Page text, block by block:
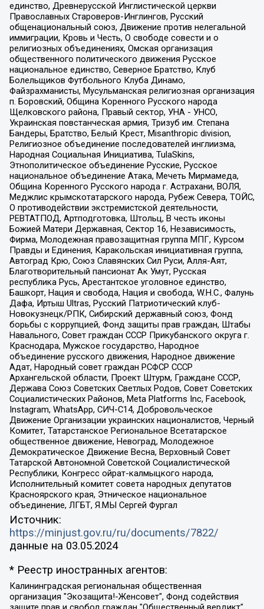
единство, Древнерусской Инглистической церкви
Православных Староверов-Инглингов, Русский
общенациональный союз, Движение против нелегальной
иммиграции, Кровь и Честь, О свободе совести и о
религиозных объединениях, Омская организация
общественного политического движения Русское
национальное единство, Северное Братство, Клуб
Болельщиков Футбольного Клуба Динамо,
Файзрахманисты, Мусульманская религиозная организация
п. Боровский, Община Коренного Русского народа
Щелковского района, Правый сектор, УНА - УНСО,
Украинская повстанческая армия, Тризуб им. Степана
Бандеры, Братство, Белый Крест, Misanthropic division,
Религиозное объединение последователей инглиизма,
Народная Социальная Инициатива, TulaSkins,
Этнополитическое объединение Русские, Русское
национальное объединение Атака, Мечеть Мирмамеда,
Община Коренного Русского народа г. Астрахани, ВОЛЯ,
Меджлис крымскотатарского народа, Рубеж Севера, ТОЙС,
О противодействии экстремистской деятельности,
РЕВТАТПОД, Артподготовка, Штольц, В честь иконы
Божией Матери Державная, Сектор 16, Независимость,
Фирма, Молодежная правозащитная группа МПГ, Курсом
Правды и Единения, Каракольская инициативная группа,
Автоград Крю, Союз Славянских Сил Руси, Алля-Аят,
Благотворительный пансионат Ак Умут, Русская
республика Русь, Арестантское уголовное единство,
Башкорт, Нация и свобода, Нация и свобода, W.H.С., Фалунь
Дафа, Иртыш Ultras, Русский Патриотический клуб-
Новокузнецк/РПК, Сибирский державный союз, Фонд
борьбы с коррупцией, Фонд защиты прав граждан, Штабы
Навального, Совет граждан СССР Прикубанского округа г.
Краснодара, Мужское государство, Народное
объединение русского движения, Народное движение
Адат, Народный совет граждан РСФСР СССР
Архангельской области, Проект Штурм, Граждане СССР,
Держава Союз Советских Светлых Родов, Совет Советских
Социалистических Районов, Meta Platforms Inc, Facebook,
Instagram, WhatsApp, СИЧ-С14, Добровольческое
Движение Организации украинских националистов, Черный
Комитет, Татарстанское Региональное Всетатарское
общественное движение, Невоград, Молодежное
Демократическое Движение Весна, Верховный Совет
Татарской Автономной Советской Социалистической
Республики, Конгресс ойрат-калмыцкого народа,
Исполнительный комитет совета народных депутатов
Красноярского края, Этническое национальное
объединение, ЛГБТ, Я.МЫ Сергей Фургал
Источник:
https://minjust.gov.ru/ru/documents/7822/
данные на 03.05.2024
* Реестр иностранных агентов:
Калининградская региональная общественная организация "Экозащита!-Женсовет", Фонд содействия защите прав и свобод граждан "Общественный вердикт", Фонд "Институт Развития Свободы Информации", Частное учреждение "Информационное агентство МЕМО. РУ", Региональная общественная организация "Общественная комиссия по сохранению наследия академика Сахарова", Фонд поддержки свободы прессы, Санкт-Петербургская общественная правозащитная организация "Гражданский контроль", Межрегиональная общественная организация "Информационно-просветительский центр "Мемориал", Региональный Фонд "Центр Защиты Прав Средств Массовой Информации", с 05.12.2023 Фонд "Центр Защиты Прав Средств массовой информации", Региональная общественная благотворительная организация помощи беженцам и мигрантам "Гражданское содействие", Негосударственное образовательное учреждение дополнительного профессионального образования (повышение квалификации) специалистов "АКАДЕМИЯ ПО ПРАВАМ ЧЕЛОВЕКА", Свердловская региональная общественная организация "Сутяжник", Автономная некоммерческая организация "Центр независимых социологических исследований", Союз общественных объединений "Российский исследовательский центр по правам человека", Региональное общественное учреждение научно-информационный центр "МЕМОРИАЛ", Некоммерческая организация "Фонд защиты гласности", Автономная некоммерческая организация "Институт прав человека", Городская общественная организация "Екатеринбургское общество "МЕМОРИАЛ", Городская общественная организация "Рязанское историко-просветительское и правозащитное общество "Мемориал" (Рязанский Мемориал), Челябинский региональный орган общественной самодеятельности – женское общественное объединение "Женщины Евразии", Челябинский региональный орган общественной самодеятельности "Уральская правозащитная группа", Фонд содействия защите здоровья и социальной справедливости имени Андрея Рылькова, Автономная Некоммерческая Организация "Аналитический Центр Юрия Левады", Автономная некоммерческая организация социальной поддержки населения "Проект Апрель", Региональная общественная организация помощи женщинам и детям, находящимся в кризисной ситуации "Информационно-методический центр "Анна", Фонд содействия развитию массовых коммуникаций и правовому просвещению "Так-так-Так", Фонд содействия устойчивому развитию "Серебряная тайга", Свердловский региональный общественный фонд социальных проектов "Новое время", "Idel.Реалии", Кавказ.Реалии, Крым.Реалии, Телеканал Настоящее Время, Татаро-башкирская служба Радио Свобода (Azatliq Radiosi), Радио Свободная Европа/Радио Свобода (PCE/PC), "Сибирь.Реалии", "Фактограф", Благотворительный фонд помощи осужденным и их семьям, Автономная некоммерческая организация "Институт глобализации и социальных движений", Фонд "В защиту прав заключенных", Частное учреждение "Центр поддержки и содействия развитию средств массовой информации", Пензенский региональный общественный благотворительный фонд "Гражданский союз", "Север.Реалии", Некоммерческая организация Фонд "Правовая инициатива", Общество с ограниченной ответственностью "Радио Свободная Европа/Радио Свобода", Чешское информационное агентство "MEDIUM-ORIENT", Красноярская региональная общественная организация "Мы против СПИДа", Камалягин Денис Николаевич, Маркелов Сергей Евгеньевич, Пономарев Лев Александрович, Савицкая Людмила Алексеевна, Автономная некоммерческая организация "Центр по работе с проблемой насилия "НАСИЛИЮ.НЕТ", Межрегиональный профессиональный союз работников здравоохранения "Альянс врачей", Юридическое лицо, зарегистрированное в Латвийской Республике, SIA "Medusa Project" (регистрационный номер 40103797863, дата регистрации 10.06.2014), Некоммерческая организация "Фонд по борьбе с коррупцией", Автономная некоммерческая организация "Институт права и публичной политики", Баданин Роман Сергеевич, Гликин Максим Александрович, Железнова Мария Михайловна, Лукьянова Юлия Сергеевна, Маетная Елизавета Витальевна, Маняхин Петр Борисович, Чуракова Ольга Владимировна, Ярош Юлия Петровна, Юридическое лицо "The Insider SIA", зарегистрированное в Риге, Латвийская Республика (дата регистрации 26.06.2015), являющееся администратором доменного имени интернет-издания "The Insider SIA", https://theins.ru, Постернак Алексей Евгеньевич, Рубин Михаил Аркадьевич, Анин Роман Александрович, Юридическое лицо Istories fonds, зарегистрированное в Латвийской Республике (регистрационный номер 50008295751, дата регистрации 24.02.2020), Великовский Дмитрий Александрович, Долинина Ирина Николаевна, Мароховская Алеся Алексеевна, Шлейнов Роман Юрьевич, Шмагун Олеся Валентиновна, Общество с ограниченной ответственностью "Альтаир 2021", Общество с ограниченной ответственностью "Вега 2021", Общество с ограниченной ответственностью "Главный редактор 2021", Общество с ограниченной ответственностью "Ромашки монолит", Важенков Артем Валерьевич, Ивановская областная общественная организация "Центр гендерных исследований", Гурман Юрий Альбертович, Медиапроект "ОВД-Инфо", Егоров Владимир Владимирович, Жилинский Владимир Александрович, Общество с ограниченной ответственностью "ЗП", Иванова София Юрьевна, Карезина Инна Павловна, Кильтау Екатерина Викторовна, Петров Алексей Викторович, Пискунов Сергей Евгеньевич, Смирнов Сергей Сергеевич, Тихонов Михаил Сергеевич, Общество с ограниченной ответственностью "ЖУРНАЛИСТ-ИНОСТРАННЫЙ АГЕНТ", Арапова Галина Юрьевна, Вольтская Татьяна Анатольевна, Американская компания "Mason G.E.S. Anonymous Foundation" (США), являющаяся владельцем интернет-издания https://mnews.world/, Компания "Stichting Bellingcat", зарегистрированная в Нидерландах (дата регистрации 11.07.2018), Захаров Андрей Вячеславович, Клепиковская Екатерина Дмитриевна, Общество с ограниченной ответственностью "МЕМО", Перл Роман Александрович, Симонов Евгений Алексеевич, Соловьева Елена Анатольевна, Сотников Даниил Владимирович, Сурначева Елизавета Дмитриевна, Автономная некоммерческая организация по защите прав человека и информированию населения "Якутия – Наше Мнение", Общество с ограниченной ответственностью "Москоу диджитал медиа", с 26.01.2023 Общество с ограниченной ответственностью "Чайка Белые сады", Ветошкина Валерия Валерьевна, Заговора Максим Александрович, Межрегиональное общественное движение "Российская ЛГБТ - сеть", Оленичев Максим Владимирович, Павлов Иван Юрьевич, Скворцова Елена Сергеевна, Общество с ограниченной ответственностью "Как бы инагент", Кочетков Игорь Викторович, Общество с ограниченной ответственностью "Честные выборы", Еланчик Олег Александрович, Общество с ограниченной ответственностью "Нобелевский призыв", Гималова Регина Эмилевна, Григорьев Андрей Валерьевич, Григорьева Алина Александровна, Ассоциация по содействию защите прав призывников, альтернативнослужащих и военнослужащих "Правозащитная группа "Гражданин.Армия.Право", Хисамова Регина Фаритовна, Автономная некоммерческая организация по реализации социально-правовых программ "Лилит", Дальневосточное общественное движение "Маяк", Санкт-Петербургская ЛГБТ-инициативная группа "Выход", Инициативная группа ЛГБТ+ "Реверс", Алексеев Андрей Викторович, Бекбулатова Таисия Львовна, Беляев Иван Михайлович, Владыкина Елена Сергеевна, Гельман Марат Александрович, Никульшина Вероника Юрьевна, Толоконникова Надежда Андреевна, Шендерович Виктор Анатольевич, Общество с ограниченной ответственностью "Данное сообщение", Общество с ограниченной ответственностью Издательский дом "Новая глава", Айнбиндер Александра Александровна, Московский комьюнити-центр для ЛГБТ+инициатив, Благотворительный фонд развития филантропии, Deutsche Welle (Германия, Kurt-Schumacher-Strasse 3, 53113 Bonn), Борзунова Мария Михайловна, Воробьев Виктор Викторович, Голубева Анна Львовна, Константинова Алла Михайловна, Малкова Ирина Владимировна, Мурадов Мурад Абдулгалимович, Осетинская Елизавета Николаевна, Понасенков Евгений Николаевич, Ганапольский Матвей Юрьевич, Киселев Евгений Алексеевич, Борухович Ирина Григорьевна, Дремин Иван Тимофеевич, Дубровский Дмитрий Викторович, Красноярская региональная общественная организация поддержки и развития альтернативных образовательных технологий и межкультурных коммуникаций "ИНТЕРРА", Маяковская Екатерина Алексеевна, Фейгин Марк Захарович, Филимонов Андрей Викторович, Дзугкоева Регина Николаевна, Доброхотов Роман Александрович, Дудь Юрий Александрович, Елкин Сергей Владимирович, Кругликов Кирилл Игоревич, Сабунаева Мария Леонидовна, Семенов Алексей Владимирович, Шаинян Карен Багратович, Шульман Екатерина Михайловна, Асафьев Артур Валерьевич, Вахштайн Виктор Семенович, Венедиктов Алексей Алексеевич, Лушникова Екатерина Евгеньевна, Волков Леонид Михайлович, Невзоров Александр Глебович, Пархоменко Сергей Борисович, Сироткин Ярослав Николаевич, Кара-Мурза Владимир Владимирович, Баранова Наталья Владимировна, Гозман Леонид Яковлевич, Кагарлицкий Борис Юльевич, Климарев Михаил Валерьевич, Милов Владимир Станиславович, Автономная некоммерческая организация Краснодарский центр современного искусства "Типография", Моргенштерн Алишер Тагирович, Соболь Любовь Эдуардовна, Общество с ограниченной ответственностью "ЛИЗА НОРМ", Каспаров Гарри Кимович, Ходорковский Михаил Борисович, Общество с ограниченной ответственностью "Апрельские тезисы", Данилович Ирина Брониславовна, Кашин Олег Владимирович, Петров Николай Владимирович, Пивоваров Алексей Владимирович, Соколов Михаил Владимирович, Цветкова Юлия Владимировна, Чичваркин Евгений Александрович, Комитет против пыток/Команда против пыток, Общество с ограниченной ответственностью "Первый научный", Общество с ограниченной ответственностью "Вертолет и ко", Белоцерковская Вероника Борисовна, Кац Максим Евгеньевич, Лазарева Татьяна Юрьевна, Шаведдинов Руслан Табризович, Яшин Илья Валерьевич, Общество с ограниченной ответственностью "Иноагент ААВ", Алешковский Дмитрий Петрович, Альбац Евгения Марковна, Быков Дмитрий Львович, Галямина Юлия Евгеньевна, Лойко Сергей Леонидович, Мартынов Кирилл Константинович, Медведев Сергей Александрович, Крашенинников Федор Геннадиевич, Гордеева Катерина Вл